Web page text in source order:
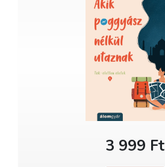
3 999 Ft